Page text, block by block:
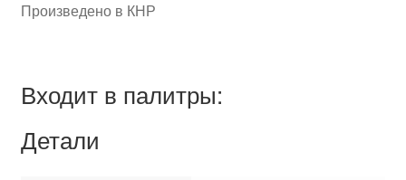
Произведено в КНР
Входит в палитры:
Детали